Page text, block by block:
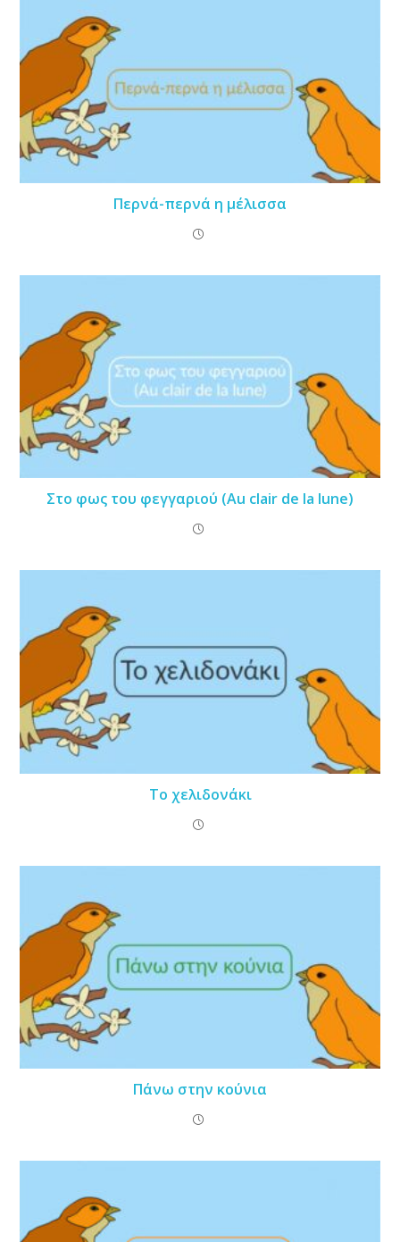
Περνά-περνά η μέλισσα
Στο φως του φεγγαριού (Au clair de la lune)
Το χελιδονάκι
Πάνω στην κούνια